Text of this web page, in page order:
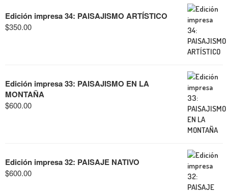
Edición impresa 34: PAISAJISMO ARTÍSTICO
$350.00
Edición impresa 33: PAISAJISMO EN LA
MONTAÑA
$600.00
Edición impresa 32: PAISAJE NATIVO
$600.00